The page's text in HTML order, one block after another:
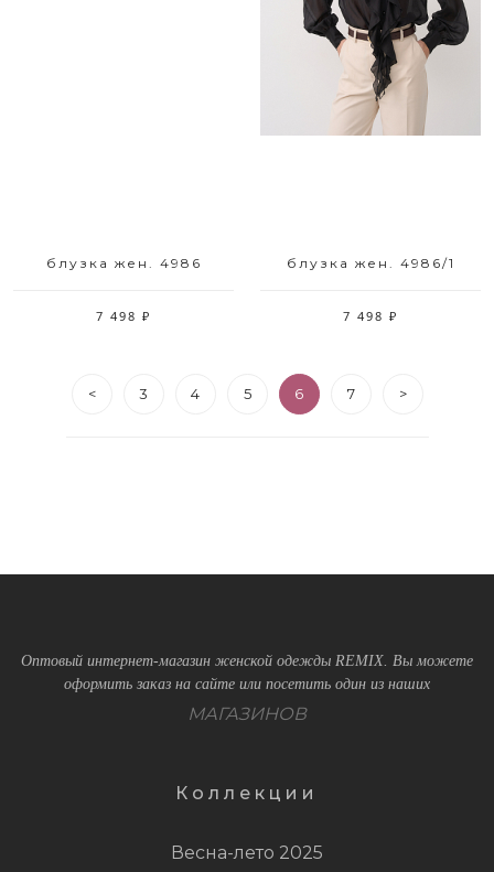
блузка жен. 4986
7 498 ₽
Размерный ряд
42 44 46 48 50 52
блузка жен. 4986/1
7 498 ₽
< 3 4 5 6 7 >
Оптовый интернет-магазин женской одежды REMIX. Вы можете
оформить заказ на сайте или посетить один из наших
МАГАЗИНОВ
Коллекции
Весна-лето 2025